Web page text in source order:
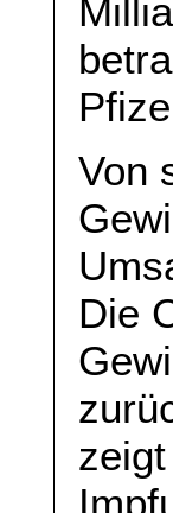
Von
Die